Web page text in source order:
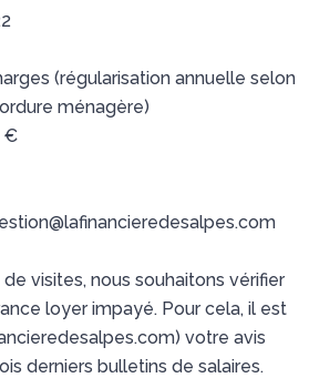
(régularisation annuelle selon
ménagère)
€
visites, nous souhaitons vérifier
loyer impayé. Pour cela, il est
votre avis
derniers bulletins de salaires.